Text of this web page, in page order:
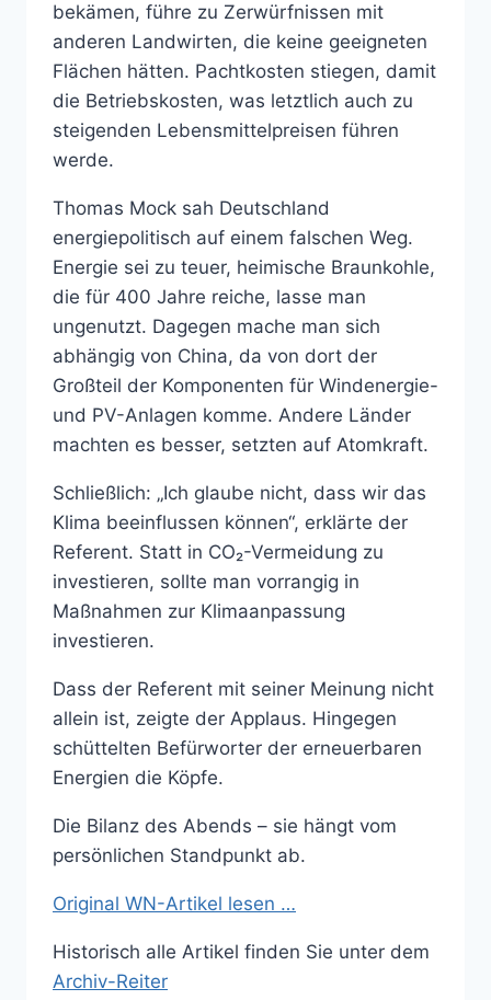
bekämen, führe zu Zerwürfnissen mit
anderen Landwirten, die keine geeigneten
Flächen hätten. Pachtkosten stiegen, damit
die Betriebskosten, was letztlich auch zu
steigenden Lebensmittelpreisen führen
werde.
Thomas Mock sah Deutschland
energiepolitisch auf einem falschen Weg.
Energie sei zu teuer, heimische Braunkohle,
die für 400 Jahre reiche, lasse man
ungenutzt. Dagegen mache man sich
abhängig von China, da von dort der
Großteil der Komponenten für Windenergie-
und PV-Anlagen komme. Andere Länder
machten es besser, setzten auf Atomkraft.
Schließlich: „Ich glaube nicht, dass wir das
Klima beeinflussen können“, erklärte der
Referent. Statt in CO₂-Vermeidung zu
investieren, sollte man vorrangig in
Maßnahmen zur Klimaanpassung
investieren.
Dass der Referent mit seiner Meinung nicht
allein ist, zeigte der Applaus. Hingegen
schüttelten Befürworter der erneuerbaren
Energien die Köpfe.
Die Bilanz des Abends – sie hängt vom
persönlichen Standpunkt ab.
Original WN-Artikel lesen …
Historisch alle Artikel finden Sie unter dem
Archiv-Reiter